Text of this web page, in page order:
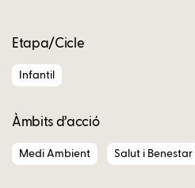
Etapa/Cicle
Infantil
Àmbits d’acció
Medi Ambient Salut i Benestar